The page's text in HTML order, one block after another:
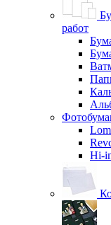
работ
Hi-